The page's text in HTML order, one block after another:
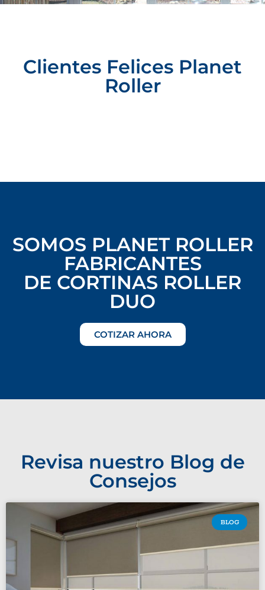
Clientes Felices Planet
Roller
SOMOS PLANET ROLLER
FABRICANTES
DE CORTINAS ROLLER
DUO
COTIZAR AHORA
Revisa nuestro Blog de
Consejos
BLOG